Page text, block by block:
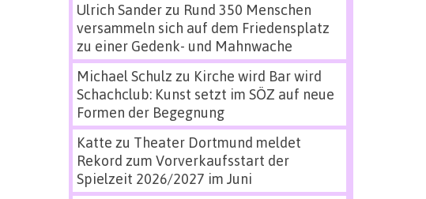
Ulrich Sanderzu Rund 350 Menschen
versammeln sich auf dem Friedensplatz
zu einer Gedenk- und Mahnwache
Michael Schulz zu Kirche wird Bar wird
Schachclub: Kunst setzt im SÖZ auf neue
Formen der Begegnung
Katte zu Theater Dortmund meldet
Rekord zum Vorverkaufsstart der
Spielzeit 2026/2027 im Juni